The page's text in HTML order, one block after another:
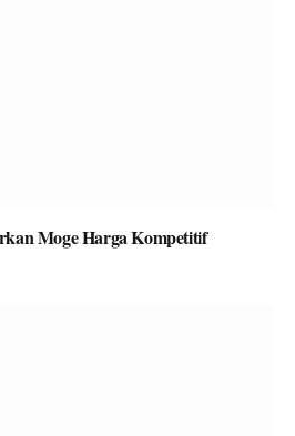
Moge Harga Kompetitif